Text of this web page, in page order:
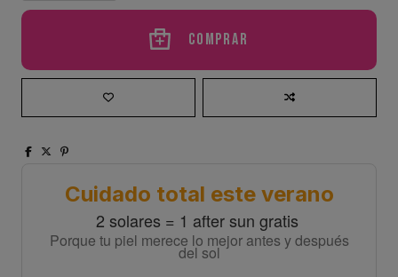
Comprar
Cuidado total este verano
2 solares = 1 after sun gratis
Porque tu piel merece lo mejor antes y después
del sol